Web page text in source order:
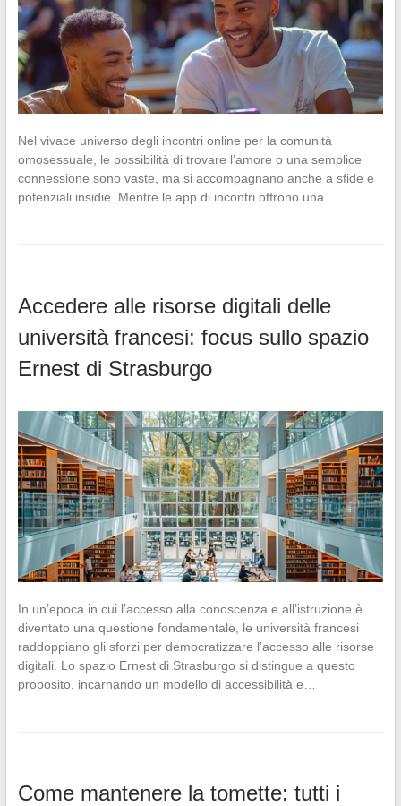
Nel vivace universo degli incontri online per la comunità
omosessuale, le possibilità di trovare l’amore o una semplice
connessione sono vaste, ma si accompagnano anche a sfide e
potenziali insidie. Mentre le app di incontri offrono una…
Accedere alle risorse digitali delle
università francesi: focus sullo spazio
Ernest di Strasburgo
In un’epoca in cui l’accesso alla conoscenza e all’istruzione è
diventato una questione fondamentale, le università francesi
raddoppiano gli sforzi per democratizzare l’accesso alle risorse
digitali. Lo spazio Ernest di Strasburgo si distingue a questo
proposito, incarnando un modello di accessibilità e…
Come mantenere la tomette: tutti i